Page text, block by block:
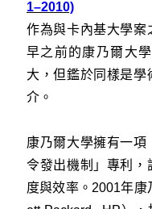
1–2010)
作為與卡內基大學案
早之前的康乃爾大
大，但鑑於同樣是學
介。
康乃爾大學擁有一
令發出機制」專利，
度與效率。2001年康